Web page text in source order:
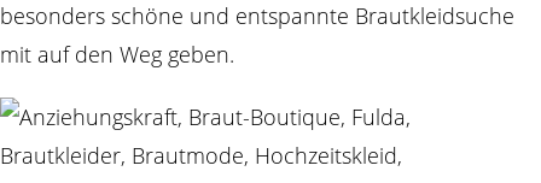
besonders schöne und entspannte Brautkleidsuche
mit auf den Weg geben.